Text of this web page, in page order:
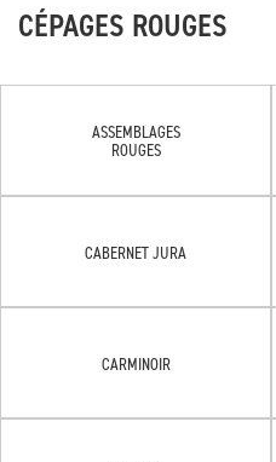
CÉPAGES ROUGES
ASSEMBLAGES
ROUGES
CABERNET JURA
CARMINOIR